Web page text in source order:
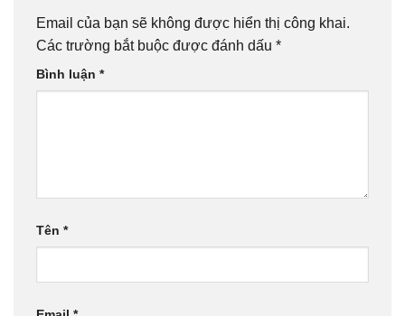
Email của bạn sẽ không được hiển thị công khai.
Các trường bắt buộc được đánh dấu *
Bình luận *
Tên *